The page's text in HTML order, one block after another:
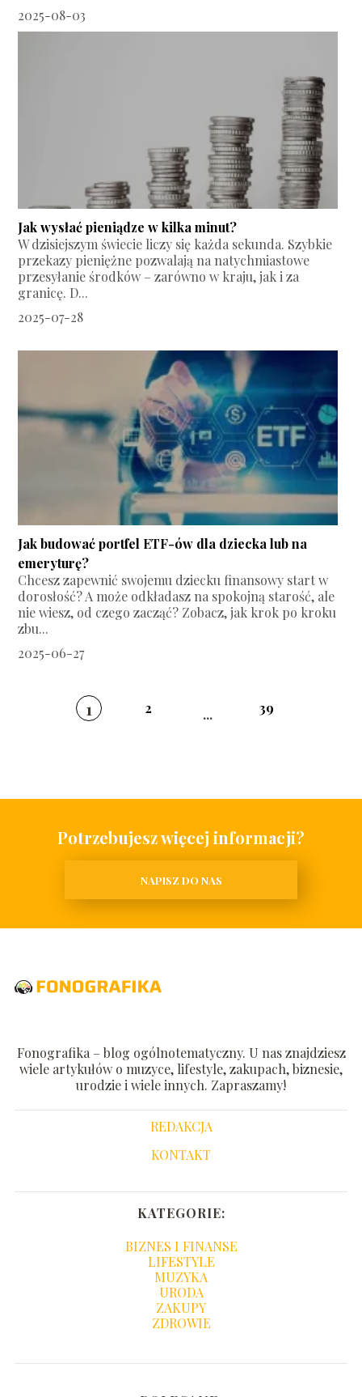
2025-08-03
Jak wysłać pieniądze w kilka minut?
W dzisiejszym świecie liczy się każda sekunda. Szybkie
przekazy pieniężne pozwalają na natychmiastowe
przesyłanie środków – zarówno w kraju, jak i za
granicę. D...
2025-07-28
Jak budować portfel ETF-ów dla dziecka lub na
emeryturę?
Chcesz zapewnić swojemu dziecku finansowy start w
dorosłość? A może odkładasz na spokojną starość, ale
nie wiesz, od czego zacząć? Zobacz, jak krok po kroku
zbu...
2025-06-27
1 2 ... 39
Potrzebujesz więcej informacji?
NAPISZ DO NAS
Fonografika – blog ogólnotematyczny. U nas znajdziesz
wiele artykułów o muzyce, lifestyle, zakupach, biznesie,
urodzie i wiele innych. Zapraszamy!
REDAKCJA
KONTAKT
KATEGORIE:
BIZNES I FINANSE
LIFESTYLE
MUZYKA
URODA
ZAKUPY
ZDROWIE